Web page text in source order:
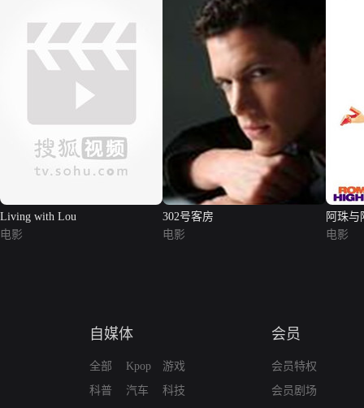
Living with Lou
电影
302号客房
电影
阿珠与
电影
自媒体
全部
科普
Kpop
汽车
游戏
科技
会员
会员特权
会员剧场